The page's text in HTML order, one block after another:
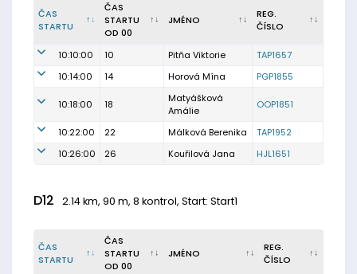
ČAS
STARTU
ČAS
STARTU
OD 00
JMÉNO
REG.
ČÍSLO
10:10:00 10 Pitňa Viktorie
TAP1657
10:14:00
14 Horová Mína PGP1855
10:18:00 18
Matyášková
Amálie
OOP1851
10:22:00 22 Málková Berenika
TAP1952
10:26:00
26 Kouřilová Jana HJL1651
D12 2.14 km, 90 m, 8 kontrol, Start: Start1
ČAS
STARTU
ČAS
STARTU
OD 00
JMÉNO
REG.
ČÍSLO